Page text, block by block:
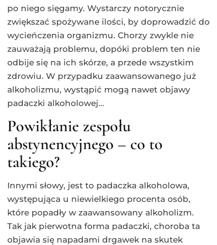
po niego sięgamy. Wystarczy notorycznie
zwiększać spożywane ilości, by doprowadzić do
wycieńczenia organizmu. Chorzy zwykle nie
zauważają problemu, dopóki problem ten nie
odbije się na ich skórze, a przede wszystkim
zdrowiu. W przypadku zaawansowanego już
alkoholizmu, wystąpić mogą nawet objawy
padaczki alkoholowej…
Powikłanie zespołu
abstynencyjnego – co to
takiego?
Innymi słowy, jest to padaczka alkoholowa,
występująca u niewielkiego procenta osób,
które popadły w zaawansowany alkoholizm.
Tak jak pierwotna forma padaczki, choroba ta
objawia się napadami drgawek na skutek